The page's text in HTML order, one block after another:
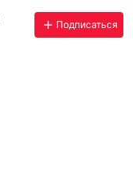
Подписаться